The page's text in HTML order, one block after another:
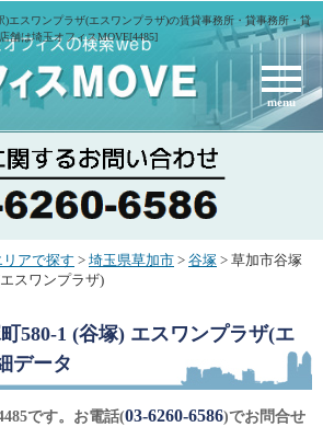
)エスワンプラザ(エスワンプラザ)の賃貸事務所・貸事務所・貸
舗は埼玉オフィスMOVE[4485]
menu
アで探す > 埼玉県草加市 > 谷塚 > 草加市谷塚
スワンプラザ)
580-1 (谷塚) エスワンプラザ(エ
データ
です。お電話(03-6260-6586)でお問合せ